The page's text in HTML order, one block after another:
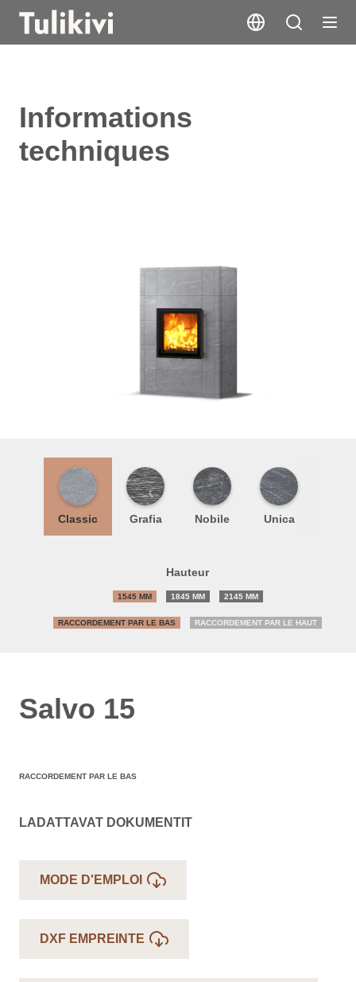
Informations
techniques
Classic Grafia Nobile Unica
Hauteur
1545 MM 1845 MM 2145 MM
RACCORDEMENT PAR LE BAS RACCORDEMENT PAR LE HAUT
Salvo 15
RACCORDEMENT PAR LE BAS
LADATTAVAT DOKUMENTIT
MODE D'EMPLOI
DXF EMPREINTE